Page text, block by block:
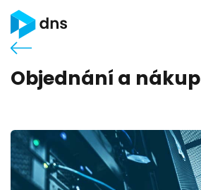
Objednání a nákup